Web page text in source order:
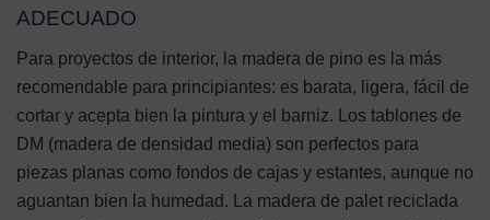
ADECUADO
Para proyectos de interior, la madera de pino es la más
recomendable para principiantes: es barata, ligera, fácil de
cortar y acepta bien la pintura y el barniz. Los tablones de
DM (madera de densidad media) son perfectos para
piezas planas como fondos de cajas y estantes, aunque no
aguantan bien la humedad. La madera de palet reciclada